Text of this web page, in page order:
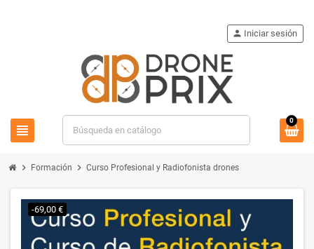
view_headline
person Iniciar sesión
0
chevron_right Formación chevron_right Curso Profesional y Radiofonista drones
-69,00 €